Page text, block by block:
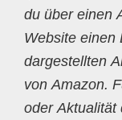
du über einen
Website einen
dargestellten
von Amazon.
oder Aktualität